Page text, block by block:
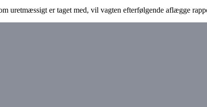
uretmæssigt er taget med, vil vagten efterfølgende aflægge